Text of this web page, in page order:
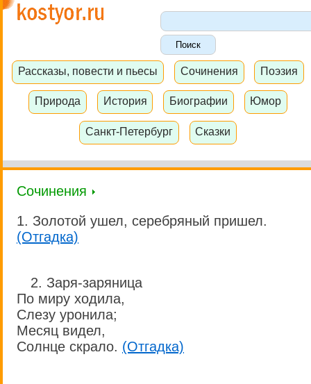
Рассказы, повести и пьесы Сочинения Поэзия
Природа История Биографии Юмор
Санкт-Петербург Сказки
Сочинения
1. Золотой ушел, серебряный пришел.
(Отгадка)
2. Заря-заряница
По миру ходила,
Слезу уронила;
Месяц видел,
Солнце скрало. (Отгадка)